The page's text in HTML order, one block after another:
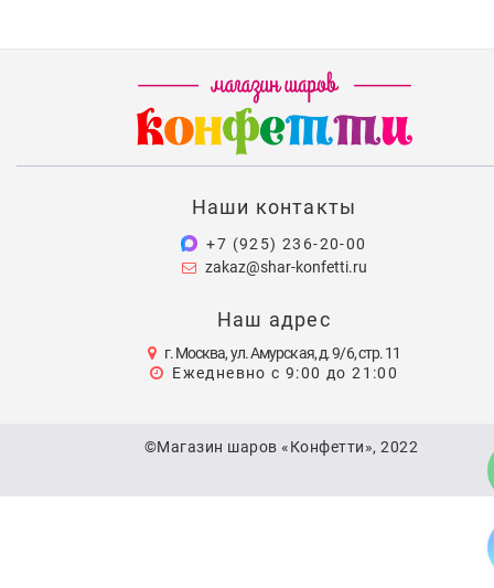
Наши контакты
+7 (925) 236-20-00
zakaz@shar-konfetti.ru
Наш адрес
г. Москва, ул. Амурская, д. 9/6, стр. 11
Ежедневно с 9:00 до 21:00
©Магазин шаров «Конфетти», 2022